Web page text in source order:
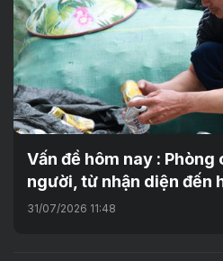
Vấn đề hôm nay : Phòng
người, từ nhận diện đến
31/07/2026 11:48